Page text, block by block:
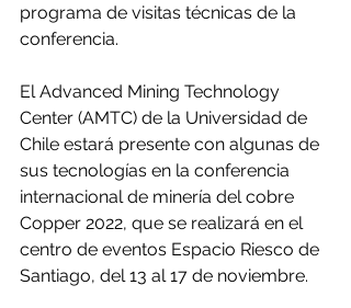
programa de visitas técnicas de la
conferencia.
El Advanced Mining Technology
Center (AMTC) de la Universidad de
Chile estará presente con algunas de
sus tecnologías en la conferencia
internacional de minería del cobre
Copper 2022, que se realizará en el
centro de eventos Espacio Riesco de
Santiago, del 13 al 17 de noviembre.